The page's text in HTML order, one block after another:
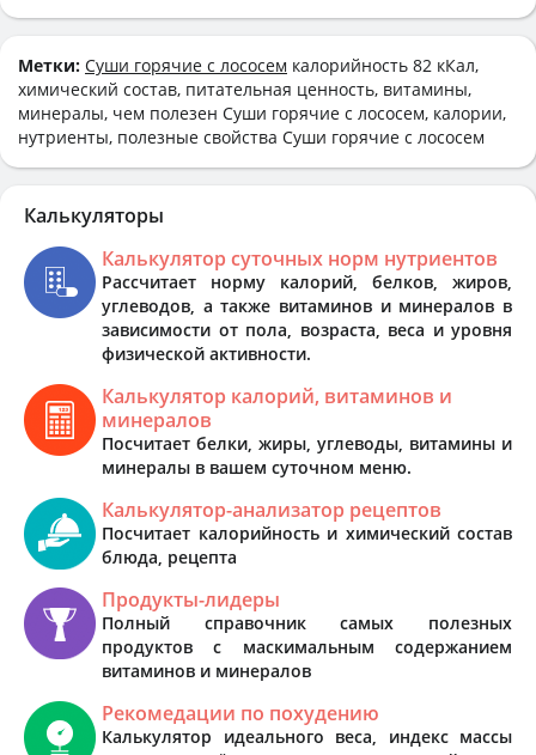
Метки: Суши горячие с лососем калорийность 82 кКал,
химический состав, питательная ценность, витамины,
минералы, чем полезен Суши горячие с лососем, калории,
нутриенты, полезные свойства Суши горячие с лососем
Калькуляторы
Калькулятор суточных норм нутриентов
Рассчитает норму калорий, белков, жиров,
углеводов, а также витаминов и минералов в
зависимости от пола, возраста, веса и уровня
физической активности.
Калькулятор калорий, витаминов и
минералов
Посчитает белки, жиры, углеводы, витамины и
минералы в вашем суточном меню.
Калькулятор-анализатор рецептов
Посчитает калорийность и химический состав
блюда, рецепта
Продукты-лидеры
Полный справочник самых полезных
продуктов с маскимальным содержанием
витаминов и минералов
Рекомедации по похудению
Калькулятор идеального веса, индекс массы